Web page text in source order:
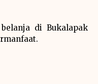
di Bukalapak